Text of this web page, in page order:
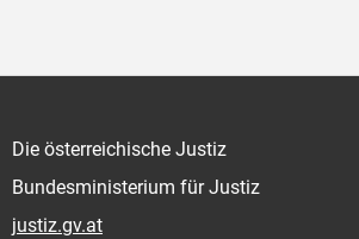
Die österreichische Justiz
Bundesministerium für Justiz
justiz.gv.at